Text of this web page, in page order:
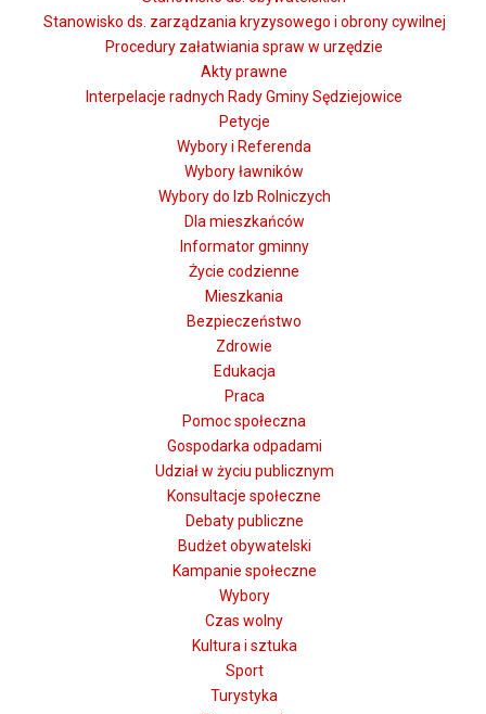
Stanowisko ds. zarządzania kryzysowego i obrony cywilnej
Procedury załatwiania spraw w urzędzie
Akty prawne
Interpelacje radnych Rady Gminy Sędziejowice
Petycje
Wybory i Referenda
Wybory ławników
Wybory do Izb Rolniczych
Dla mieszkańców
Informator gminny
Życie codzienne
Mieszkania
Bezpieczeństwo
Zdrowie
Edukacja
Praca
Pomoc społeczna
Gospodarka odpadami
Udział w życiu publicznym
Konsultacje społeczne
Debaty publiczne
Budżet obywatelski
Kampanie społeczne
Wybory
Czas wolny
Kultura i sztuka
Sport
Turystyka